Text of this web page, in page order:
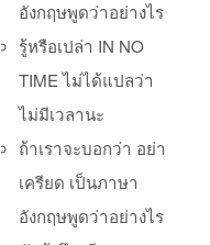
อังกฤษพูดว่าอย่างไร
รู้หรือเปล่า IN NO
TIME ไม่ได้แปลว่า
ไม่มีเวลานะ
ถ้าเราจะบอกว่า อย่า
เครียด เป็นภาษา
อังกฤษพูดว่าอย่างไร